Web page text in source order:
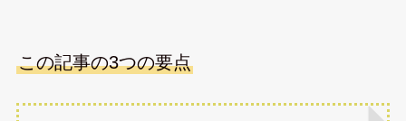
この記事の3つの要点